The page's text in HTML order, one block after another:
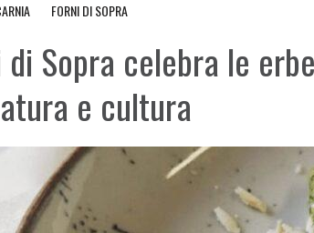
FORNI DI SOPRA
di Sopra celebra le
e cultura